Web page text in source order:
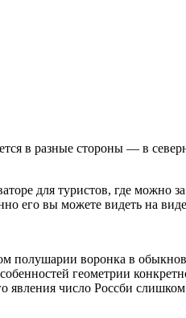
в разные стороны — в
для туристов, где можно
его вы можете видеть на
воронка в
геометрии
число Россби